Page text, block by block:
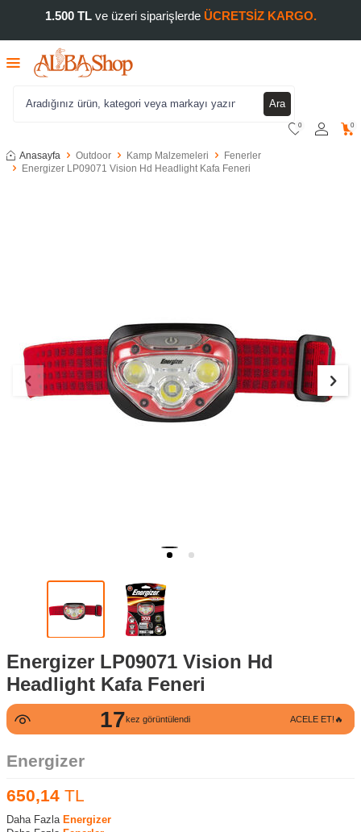
1.500 TLve üzeri siparişlerde ÜCRETSİZ KARGO.
Ara
0 0
Anasayfa Outdoor Kamp Malzemeleri
Fenerler
Energizer LP09071 Vision Hd Headlight Kafa Feneri
Energizer LP09071 Vision Hd
Headlight Kafa Feneri
17kez görüntülendi ACELE ET!🔥
Energizer
650,14 TL
Daha Fazla Energizer